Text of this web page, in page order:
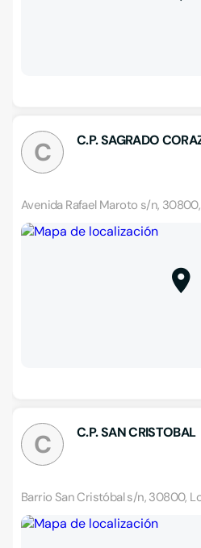
C C.P. SAGRADO
Avenida Rafael Maroto s/n,
C C.P. SAN CRISTOBAL
Barrio San Cristóbal s/n, 30800,